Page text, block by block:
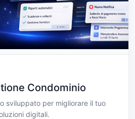
Condominio
sviluppato per migliorare il tuo
digitali.